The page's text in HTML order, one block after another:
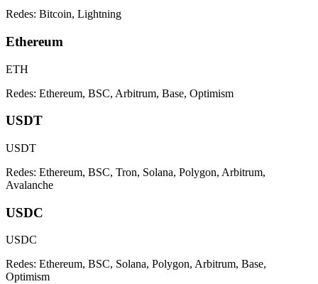
Redes: Bitcoin, Lightning
Ethereum
ETH
Redes: Ethereum, BSC, Arbitrum, Base, Optimism
USDT
USDT
Redes: Ethereum, BSC, Tron, Solana, Polygon, Arbitrum,
Avalanche
USDC
USDC
Redes: Ethereum, BSC, Solana, Polygon, Arbitrum, Base,
Optimism